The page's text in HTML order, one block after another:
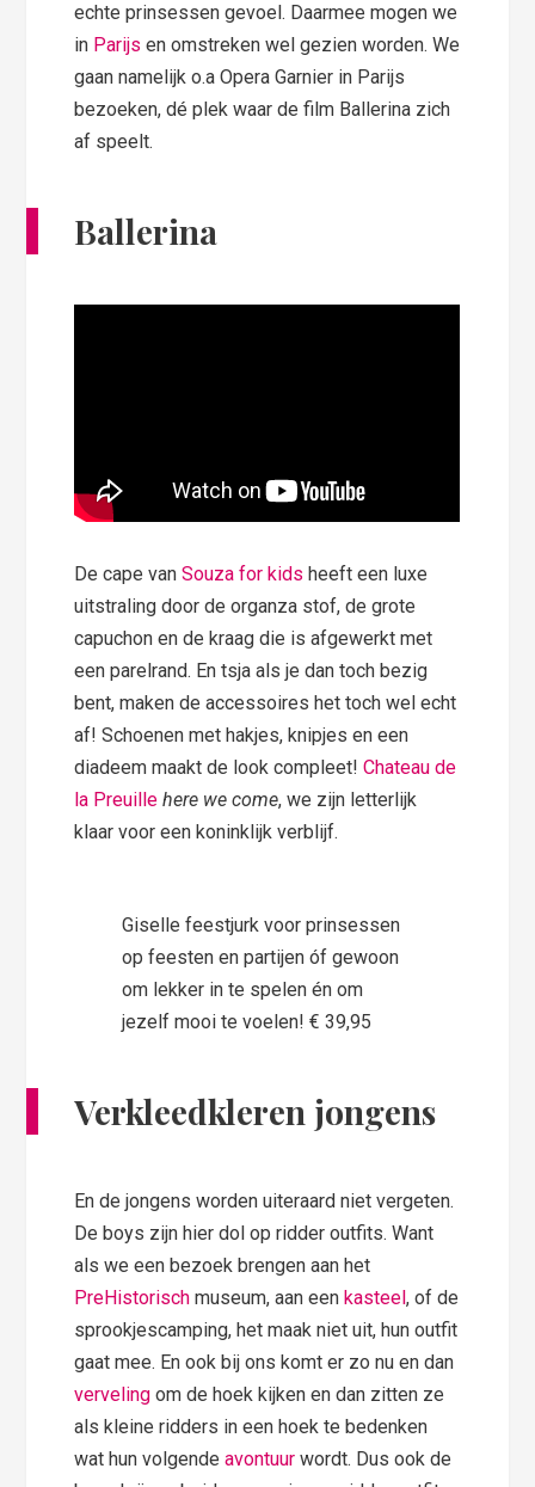
echte prinsessen gevoel. Daarmee mogen we
in Parijs en omstreken wel gezien worden. We
gaan namelijk o.a Opera Garnier in Parijs
bezoeken, dé plek waar de film Ballerina zich
af speelt.
Ballerina
De cape vanSouza for kids heeft een luxe
uitstraling door de organza stof, de grote
capuchon en de kraag die is afgewerkt met
een parelrand. En tsja als je dan toch bezig
bent, maken de accessoires het toch wel echt
af! Schoenen met hakjes, knipjes en een
diadeem maakt de look compleet!Chateau de
la Preuille here we come, we zijn letterlijk
klaar voor een koninklijk verblijf.
Giselle feestjurk voor prinsessen
op feesten en partijen óf gewoon
om lekker in te spelen én om
jezelf mooi te voelen! € 39,95
Verkleedkleren jongens
En de jongens worden uiteraard niet vergeten.
De boys zijn hier dol op ridder outfits. Want
als we een bezoek brengen aan het
PreHistorisch museum, aan eenkasteel, of de
sprookjescamping, het maak niet uit, hun outfit
gaat mee. En ook bij ons komt er zo nu en dan
verveling om de hoek kijken en dan zitten ze
als kleine ridders in een hoek te bedenken
wat hun volgendeavontuur wordt. Dus ook de